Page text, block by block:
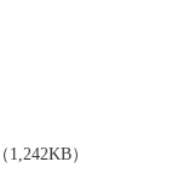
（1,242KB）